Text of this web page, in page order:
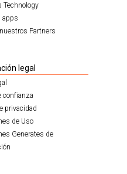
Technology
apps
Partners
legal
confianza
privacidad
de Uso
Generates de